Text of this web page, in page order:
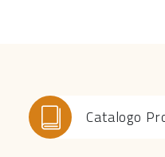
Catalogo